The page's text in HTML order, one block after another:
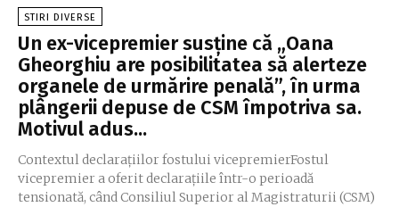
STIRI DIVERSE
Un ex-vicepremier susține că „Oana
Gheorghiu are posibilitatea să alerteze
organele de urmărire penală”, în urma
plângerii depuse de CSM împotriva sa.
Motivul adus...
Contextul declarațiilor fostului vicepremierFostul
vicepremier a oferit declarațiile într-o perioadă
tensionată, când Consiliul Superior al Magistraturii (CSM)